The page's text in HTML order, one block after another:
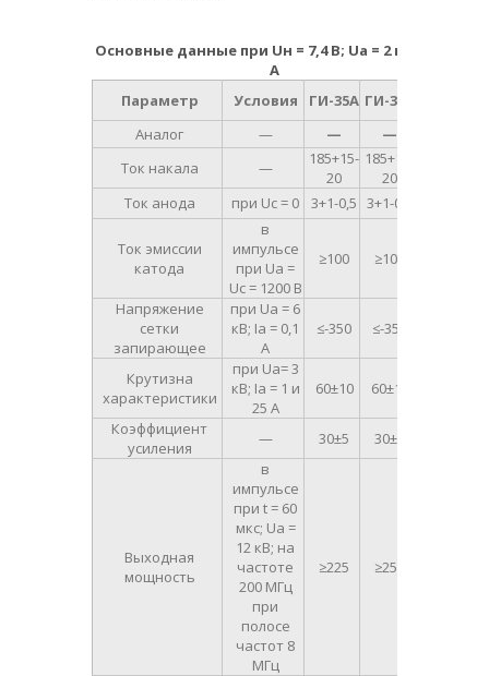
Основные данные при Uн = 7,4 В; Ua = 2 кВ; I
А
Параметр
Условия ГИ-35А ГИ-35Б
Аналог
— — —
Ток накала
— 185+15-
20
185+15
20
Ток анода
при Uc= 0 3+1-0,5 3+1-0,5
Ток эмиссии
катода
в
импульсе
при Ua =
Uc= 1200 В
≥100 ≥100
Напряжение
сетки
запирающее
при Ua = 6
кВ; Ia = 0,1
А
≤-350 ≤-350
Крутизна
характеристики
при Ua= 3
кВ; Ia = 1 и
25 А
60±10 60±10
Коэффициент
усиления
— 30±5 30±5
Выходная
мощность
в
импульсе
при t = 60
мкс; Ua =
12 кВ; на
частоте
200 МГц
при
полосе
частот 8
МГц
≥225 ≥250